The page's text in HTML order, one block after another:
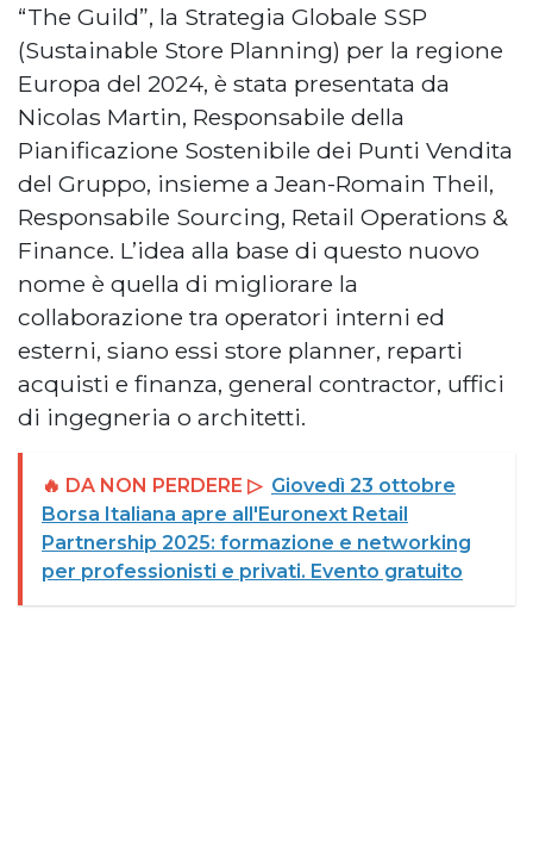
“The Guild”, la Strategia Globale SSP
(Sustainable Store Planning) per la regione
Europa del 2024, è stata presentata da
Nicolas Martin, Responsabile della
Pianificazione Sostenibile dei Punti Vendita
del Gruppo, insieme a Jean-Romain Theil,
Responsabile Sourcing, Retail Operations &
Finance. L’idea alla base di questo nuovo
nome è quella di migliorare la
collaborazione tra operatori interni ed
esterni, siano essi store planner, reparti
acquisti e finanza, general contractor, uffici
di ingegneria o architetti.
🔥 DA NON PERDERE ▷ Giovedì 23 ottobre
Borsa Italiana apre all'Euronext Retail
Partnership 2025: formazione e networking
per professionisti e privati. Evento gratuito